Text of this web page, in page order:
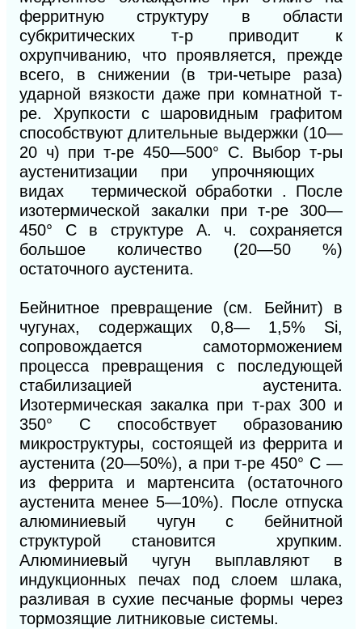
ферритную структуру в области
субкритических т-р приводит к
охрупчиванию, что проявляется, прежде
всего, в снижении (в три-четыре раза)
ударной вязкости даже при комнатной т-
ре. Хрупкости с шаровидным графитом
способствуют длительные выдержки (10—
20 ч) при т-ре 450—500° С. Выбор т-ры
аустенитизации при упрочняющих
видах термической обработки . После
изотермической закалки при т-ре 300—
450° С в структуре А. ч. сохраняется
большое количество (20—50 %)
остаточного аустенита.
Бейнитное превращение (см. Бейнит) в
чугунах, содержащих 0,8— 1,5% Si,
сопровождается самоторможением
процесса превращения с последующей
стабилизацией аустенита.
Изотермическая закалка при т-рах 300 и
350° С способствует образованию
микроструктуры, состоящей из феррита и
аустенита (20—50%), а при т-ре 450° С —
из феррита и мартенсита (остаточного
аустенита менее 5—10%). После отпуска
алюминиевый чугун с бейнитной
структурой становится хрупким.
Алюминиевый чугун выплавляют в
индукционных печах под слоем шлака,
разливая в сухие песчаные формы через
тормозящие литниковые системы.